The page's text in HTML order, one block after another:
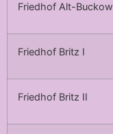
Friedhof Alt-Buckow
Friedhof Britz I
Friedhof Britz II